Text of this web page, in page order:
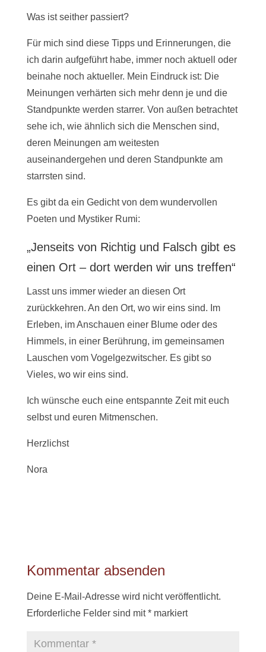
Was ist seither passiert?
Für mich sind diese Tipps und Erinnerungen, die
ich darin aufgeführt habe, immer noch aktuell oder
beinahe noch aktueller. Mein Eindruck ist: Die
Meinungen verhärten sich mehr denn je und die
Standpunkte werden starrer. Von außen betrachtet
sehe ich, wie ähnlich sich die Menschen sind,
deren Meinungen am weitesten
auseinandergehen und deren Standpunkte am
starrsten sind.
Es gibt da ein Gedicht von dem wundervollen
Poeten und Mystiker Rumi:
„Jenseits von Richtig und Falsch gibt es
einen Ort – dort werden wir uns treffen“
Lasst uns immer wieder an diesen Ort
zurückkehren. An den Ort, wo wir eins sind. Im
Erleben, im Anschauen einer Blume oder des
Himmels, in einer Berührung, im gemeinsamen
Lauschen vom Vogelgezwitscher. Es gibt so
Vieles, wo wir eins sind.
Ich wünsche euch eine entspannte Zeit mit euch
selbst und euren Mitmenschen.
Herzlichst
Nora
Kommentar absenden
Deine E-Mail-Adresse wird nicht veröffentlicht.
Erforderliche Felder sind mit*markiert